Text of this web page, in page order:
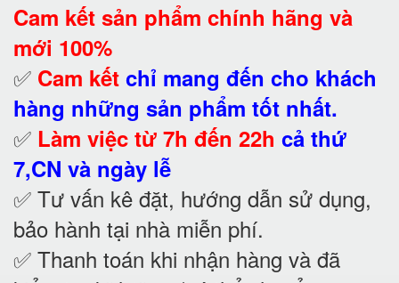
Cam kết sản phẩm chính hãng và
mới 100%
✅ Cam kết chỉ mang đến cho khách
hàng những sản phẩm tốt nhất.
✅ Làm việc từ 7h đến 22h cả thứ
7,CN và ngày lễ
✅ Tư vấn kê đặt, hướng dẫn sử dụng,
bảo hành tại nhà miễn phí.
✅ Thanh toán khi nhận hàng và đã